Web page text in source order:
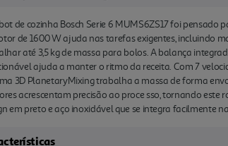
de cozinha Bosch Serie 6 MUMS6ZS17 foi pensado
de 1600 W ajuda nas tarefas exigentes, incluindo
até 3,5 kg de massa para bolos. A balança
ajuda a manter o ritmo da receita. Com 7
3D PlanetaryMixing trabalha a massa de forma
acrescentam precisão ao proce sso, tornando
em preto e aço inoxidável que se integra facilmente